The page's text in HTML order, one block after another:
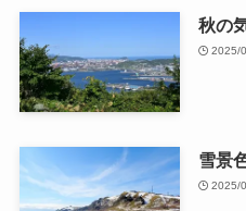
秋の
2025/
雪景
2025/